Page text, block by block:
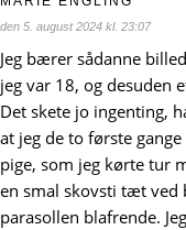
den 5. august 2024 kl. 23:07
Jeg bærer sådanne
jeg var 18, og desuden
Det skete jo ingenting,
at jeg de to første
pige, som jeg kørte tur
en smal skovsti tæt ved
parasollen blafrende.